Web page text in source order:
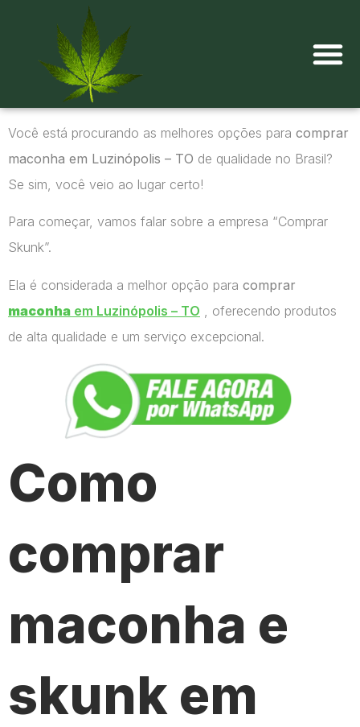
Você está procurando as melhores opções para comprar
maconha em Luzinópolis – TO de qualidade no Brasil?
Se sim, você veio ao lugar certo!
Para começar, vamos falar sobre a empresa “Comprar
Skunk”.
Ela é considerada a melhor opção para comprar
maconha em Luzinópolis – TO , oferecendo produtos
de alta qualidade e um serviço excepcional.
Como
comprar
maconha e
skunk em